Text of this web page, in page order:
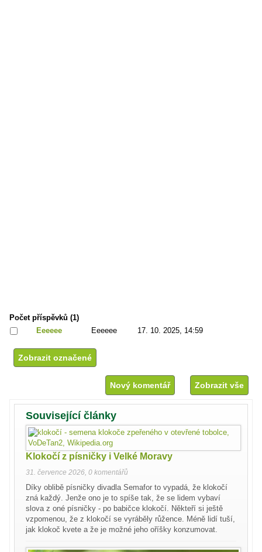
Počet příspěvků (1)
Eeeeee
Eeeeee 17. 10. 2025, 14:59
Nový komentář Zobrazit vše
Související články
Klokočí z písničky i Velké Moravy
31. července 2026 0 komentářů
Díky oblibě písničky divadla Semafor to vypadá, že klokočí
zná každý. Jenže ono je to spíše tak, že se lidem vybaví
slova z oné písničky - po babičce klokočí. Někteří si ještě
vzpomenou, že z klokočí se vyráběly růžence. Méně lidí tuší,
jak klokoč kvete a že je možné jeho oříšky konzumovat.